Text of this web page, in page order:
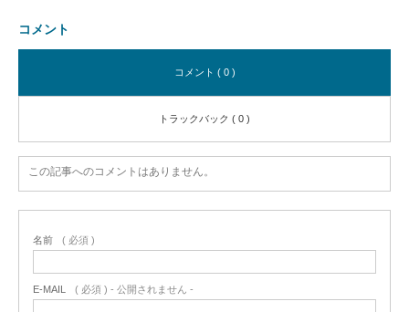
コメント
コメント ( 0 )
トラックバック ( 0 )
この記事へのコメントはありません。
名前 ( 必須 )
E-MAIL ( 必須 ) - 公開されません -